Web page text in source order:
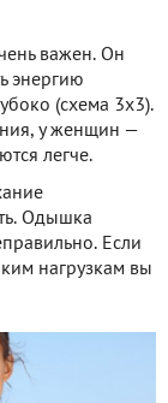
важен. Он
энергию
(схема 3х3).
у женщин —
легче.
Одышка
Если
нагрузкам вы